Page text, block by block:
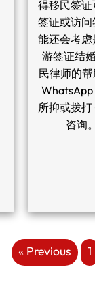
得移民签
签证或访
能还会考
游签证结
民律师的帮
WhatsApp
所抑或拨
咨询
« Previous 1